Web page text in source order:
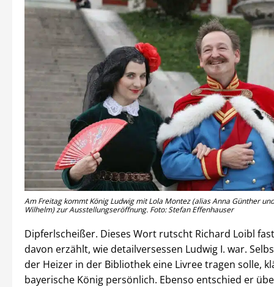
Am Freitag kommt König Ludwig mit Lola Montez (alias Anna Günther
Wilhelm) zur Ausstellungseröffnung. Foto: Stefan Effenhauser
Dipferlscheißer. Dieses Wort rutscht Richard Loibl
davon erzählt, wie detailversessen Ludwig I. war.
der Heizer in der Bibliothek eine Livree tragen solle,
bayerische König persönlich. Ebenso entschied er